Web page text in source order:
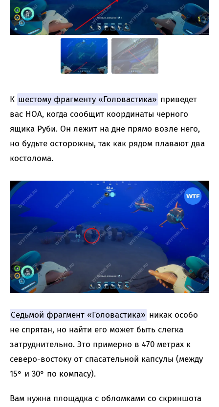
К шестому фрагменту «Головастика» приведет
вас НОА, когда сообщит координаты черного
ящика Руби. Он лежит на дне прямо возле него,
но будьте осторожны, так как рядом плавают два
костолома.
Седьмой фрагмент «Головастика» никак особо
не спрятан, но найти его может быть слегка
затруднительно. Это примерно в 470 метрах к
северо-востоку от спасательной капсулы (между
15° и 30° по компасу).
Вам нужна площадка с обломками со скриншота